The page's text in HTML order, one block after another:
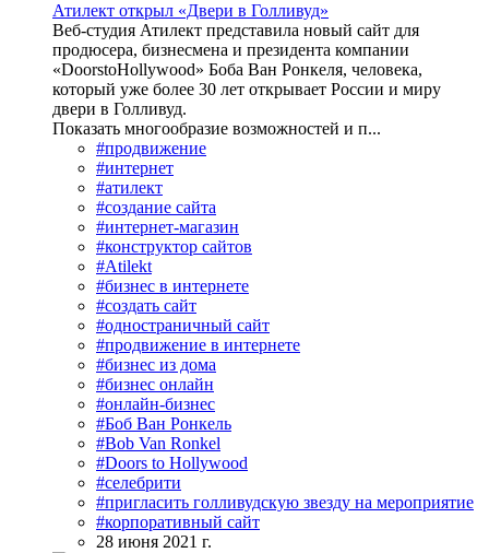
Атилект открыл «Двери в Голливуд»
Веб-студия Атилект представила новый сайт для
продюсера, бизнесмена и президента компании
«DoorstoHollywood» Боба Ван Ронкеля, человека,
который уже более 30 лет открывает России и миру
двери в Голливуд.
Показать многообразие возможностей и п...
#продвижение
#интернет
#атилект
#создание сайта
#интернет-магазин
#конструктор сайтов
#Atilekt
#бизнес в интернете
#создать сайт
#одностраничный сайт
#продвижение в интернете
#бизнес из дома
#бизнес онлайн
#онлайн-бизнес
#Боб Ван Ронкель
#Bob Van Ronkel
#Doors to Hollywood
#селебрити
#пригласить голливудскую звезду на мероприятие
#корпоративный сайт
28 июня 2021 г.